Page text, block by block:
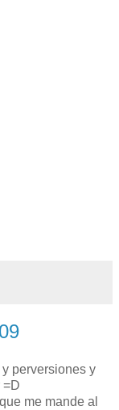
perversiones y
=D
me mande al